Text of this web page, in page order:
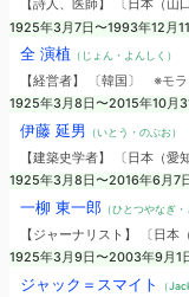
【詩人、医師】 〔日本（山
1925年3月7日〜1993年12月
全 演植 （じょん・よんしく）
【経営者】 〔韓国〕 ※モ
1925年3月8日〜2015年10月
伊藤 延男 （いとう・のぶお）
【建築史学者】 〔日本（愛
1925年3月8日〜2016年6月7
一柳 東一郎（ひとつやなぎ・
【ジャーナリスト】 〔日
1925年3月9日〜2003年9月1
ジャック＝スマイト （